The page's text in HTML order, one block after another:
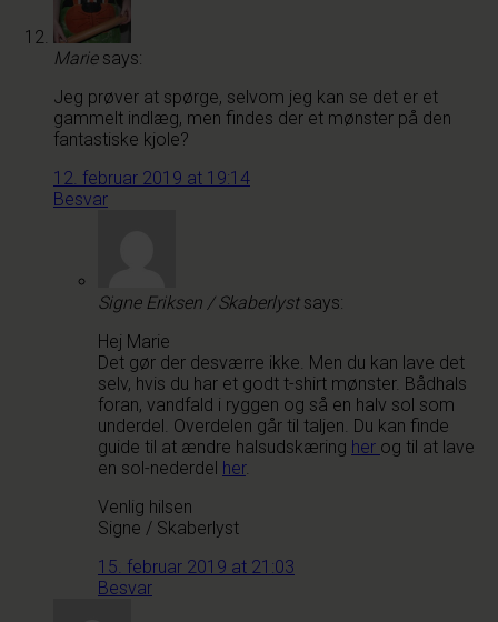
Marie says:
Jeg prøver at spørge, selvom jeg kan se det er et
gammelt indlæg, men findes der et mønster på den
fantastiske kjole?
12. februar 2019 at 19:14
Besvar
Signe Eriksen / Skaberlyst says:
Hej Marie
Det gør der desværre ikke. Men du kan lave det
selv, hvis du har et godt t-shirt mønster. Bådhals
foran, vandfald i ryggen og så en halv sol som
underdel. Overdelen går til taljen. Du kan finde
guide til at ændre halsudskæring her og til at lave
en sol-nederdel her.
Venlig hilsen
Signe / Skaberlyst
15. februar 2019 at 21:03
Besvar